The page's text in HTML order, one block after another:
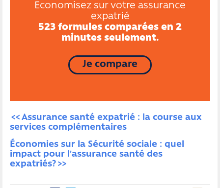
Economisez sur votre assurance
expatrié
523 formules comparées en 2
minutes seulement.
Je compare
Assurance santé expatrié : la course aux
services complémentaires
Économies sur la Sécurité sociale : quel
impact pour l'assurance santé des
expatriés?